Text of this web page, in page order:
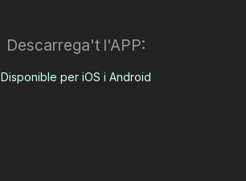
Descarrega't l'APP:
Disponible per iOS i Android